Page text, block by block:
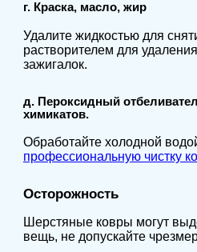
г. Краска, масло, жир
Удалите жидкостью для
растворителем для
зажигалок.
д. Пероксидный
химикатов.
Обработайте холодной
профессиональную чистку
Осторожность
Шерстяные ковры могут
вещь, не допускайте